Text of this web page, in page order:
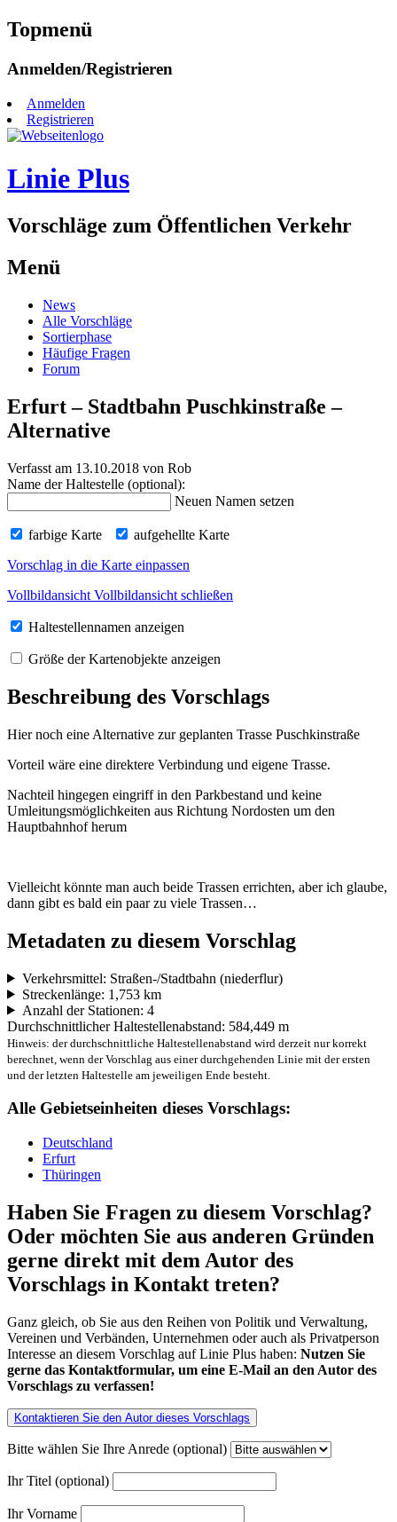
Topmenü
Zum
springen
Anmelden/Registrieren
Anmelden
Registrieren
Linie Plus
Vorschläge zum Öffentlichen Verkehr
Menü
Zum
Inhalt
springen
News
Alle Vorschläge
Sortierphase
Häufige Fragen
Forum
Erfurt – Stadtbahn Puschkinstraße –
Alternative
Verfasst am 13.10.2018 von Rob
Name der Haltestelle (optional):
Neuen Namen setzen
farbige Karte
aufgehellte Karte
Vorschlag in die Karte einpassen
Vollbildansicht Vollbildansicht schließen
Haltestellennamen anzeigen
Größe der Kartenobjekte anzeigen
Beschreibung des Vorschlags
Hier noch eine Alternative zur geplanten Trasse Puschkinstraße
Vorteil wäre eine direktere Verbindung und eigene Trasse.
Nachteil hingegen eingriff in den Parkbestand und keine
Umleitungsmöglichkeiten aus Richtung Nordosten um den
Hauptbahnhof herum
Vielleicht könnte man auch beide Trassen errichten, aber ich glaube,
dann gibt es bald ein paar zu viele Trassen…
Metadaten zu diesem Vorschlag
Verkehrsmittel: Straßen-/Stadtbahn (niederflur)
Streckenlänge: 1,753 km
Anzahl der Stationen: 4
Durchschnittlicher Haltestellenabstand: 584,449 m
Hinweis: der durchschnittliche Haltestellenabstand wird derzeit nur korrekt
berechnet, wenn der Vorschlag aus einer durchgehenden Linie mit der ersten
und der letzten Haltestelle am jeweiligen Ende besteht.
Alle Gebietseinheiten dieses Vorschlags:
Deutschland
Erfurt
Thüringen
Haben Sie Fragen zu diesem Vorschlag?
Oder möchten Sie aus anderen Gründen
gerne direkt mit dem Autor des
Vorschlags in Kontakt treten?
Ganz gleich, ob Sie aus den Reihen von Politik und Verwaltung,
Vereinen und Verbänden, Unternehmen oder auch als Privatperson
Interesse an diesem Vorschlag auf Linie Plus haben: Nutzen Sie
gerne das Kontaktformular, um eine E-Mail an den Autor des
Vorschlags zu verfassen!
Kontaktieren Sie den Autor dieses Vorschlags
Bitte wählen Sie Ihre Anrede (optional)
Ihr Titel (optional)
Ihr Vorname